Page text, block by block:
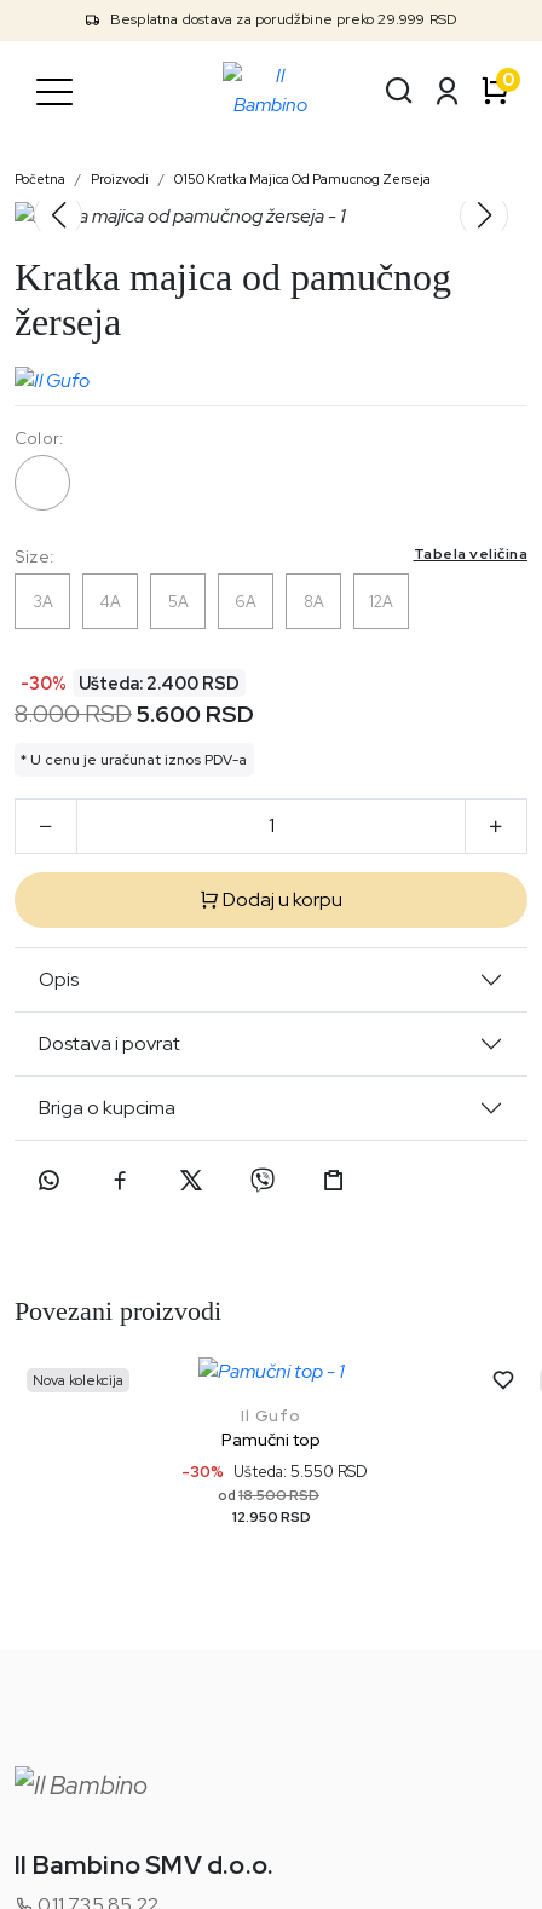
Besplatna dostava za porudžbine preko 29.999 RSD
0
Početna Proizvodi 0150 Kratka Majica Od Pamucnog Zerseja
Kratka majica od pamučnog
žerseja
Size: Tabela veličina
3A 4A 5A 6A 8A 12A
Color:
-30% Ušteda: 2.400 RSD
8.000 RSD5.600 RSD
* U cenu je uračunat iznos PDV-a
Dodaj u korpu
Opis
Dostava i povrat
Briga o kupcima
Povezani proizvodi
Nova kolekcija
Il Gufo
Pamučni top
-30% Ušteda: 5.550 RSD
od 18.500 RSD
12.950 RSD
Il Bambino SMV d.o.o.